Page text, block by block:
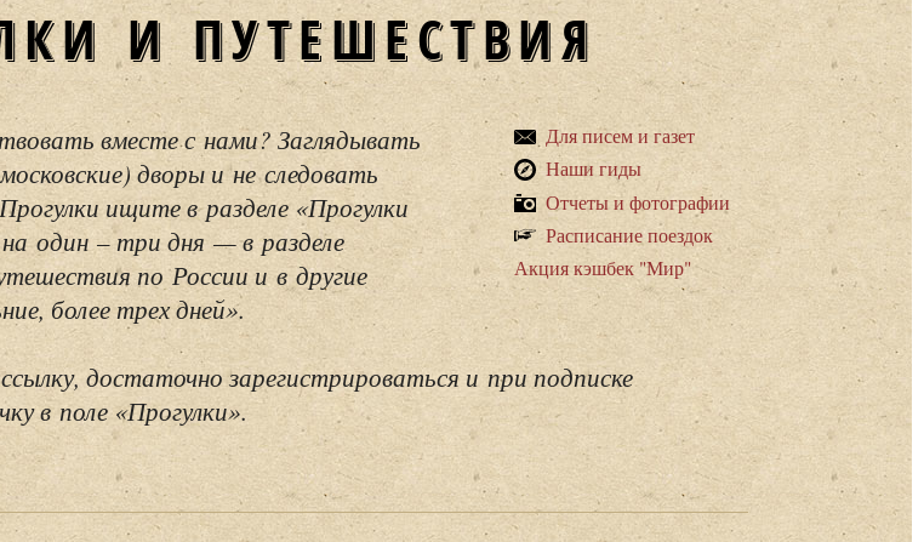
И ПУТЕШЕСТВИЯ
Для писем и газет
Наши гиды
Отчеты и фотографии
Расписание поездок
Акция кэшбек "Мир"
вместе с нами? Заглядывать
дворы и не следовать
ищите в разделе «Прогулки
один – три дня — в разделе
по России и в другие
более трех дней».
достаточно зарегистрироваться и при подписке
в поле «Прогулки».